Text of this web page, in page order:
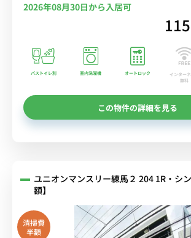
2026年08月30日から入居可
バストイレ別 室内洗濯機 オートロック
インター
無料
この物件の詳細を見る
ユニオンマンスリー練馬２ 204 1R・シ
額】
清掃費
半額